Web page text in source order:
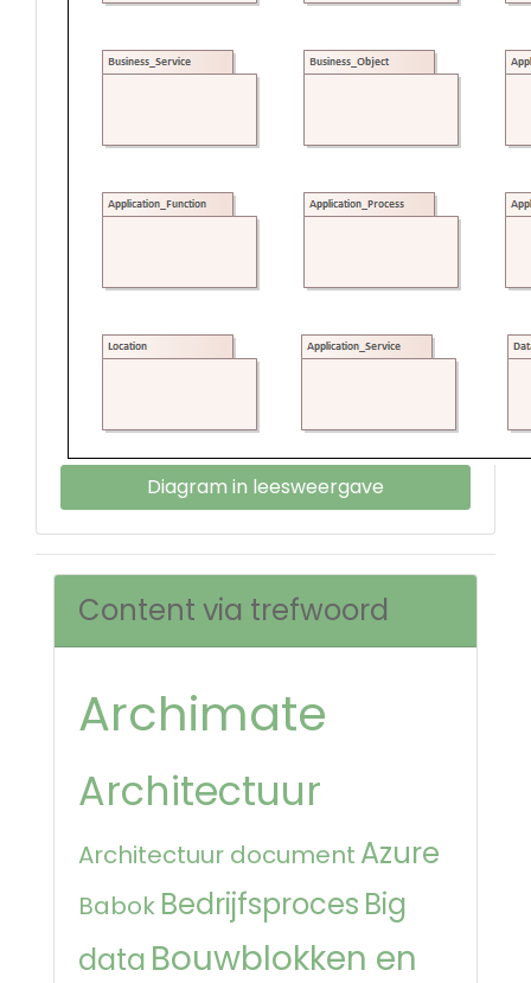
Diagram in leesweergave
Content via trefwoord
Archimate
Architectuur
Architectuur document Azure
Babok Bedrijfsproces Big
data Bouwblokken en